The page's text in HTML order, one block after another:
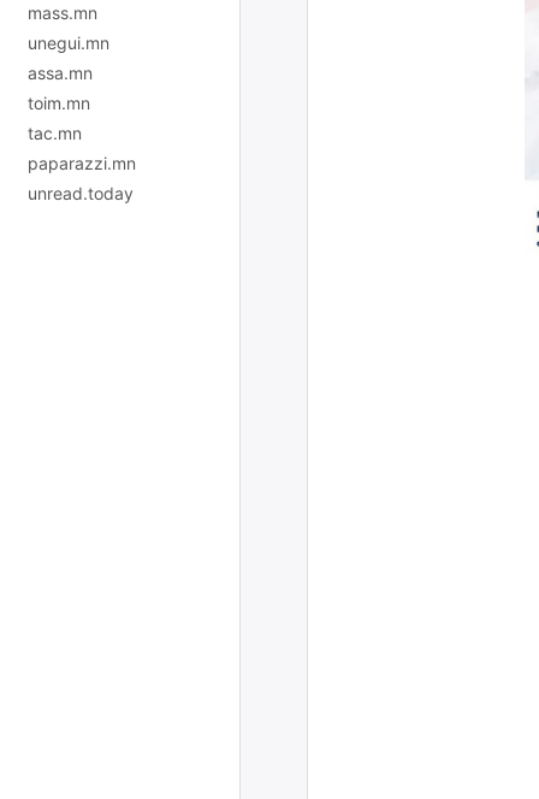
mass.mn
unegui.mn
assa.mn
toim.mn
tac.mn
paparazzi.mn
unread.today